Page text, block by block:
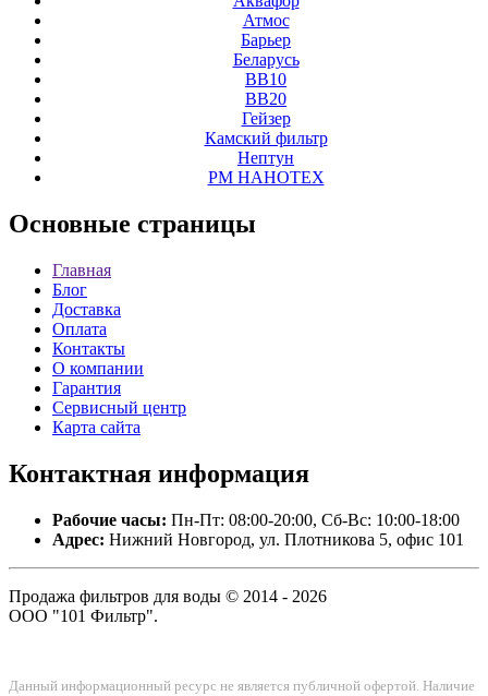
Атмос
Барьер
Беларусь
ВВ10
ВВ20
Гейзер
Камский фильтр
Нептун
РМ НАНОТЕХ
Основные страницы
Главная
Блог
Доставка
Оплата
Контакты
О компании
Гарантия
Сервисный центр
Карта сайта
Контактная информация
Рабочие часы: Пн-Пт: 08:00-20:00, Сб-Вс: 10:00-18:00
Адрес: Нижний Новгород, ул. Плотникова 5, офис 101
Продажа фильтров для воды © 2014 - 2026
ООО "101 Фильтр".
Данный информационный ресурс не является публичной офертой. Наличие